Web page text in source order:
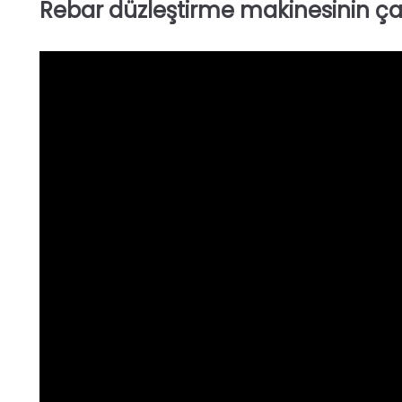
Rebar düzleştirme makinesinin